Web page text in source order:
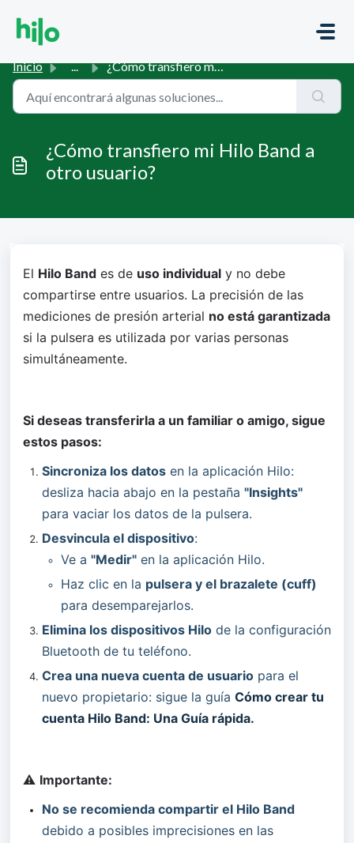
Inicio ... ¿Cómo transfiero mi Hilo Band a otro usuario?
¿Cómo transfiero mi Hilo Band a
otro usuario?
El Hilo Band es de uso individual y no debe
compartirse entre usuarios. La precisión de las
mediciones de presión arterial no está garantizada
si la pulsera es utilizada por varias personas
simultáneamente.
Si deseas transferirla a un familiar o amigo, sigue
estos pasos:
Sincroniza los datos en la aplicación Hilo:
desliza hacia abajo en la pestaña "Insights"
para vaciar los datos de la pulsera.
Desvincula el dispositivo:
Ve a "Medir" en la aplicación Hilo.
Haz clic en la pulsera y el brazalete (cuff)
para desemparejarlos.
Elimina los dispositivos Hilo de la configuración
Bluetooth de tu teléfono.
Crea una nueva cuenta de usuario para el
nuevo propietario: sigue la guía Cómo crear tu
cuenta Hilo Band: Una Guía rápida.
⚠️ Importante:
No se recomienda compartir el Hilo Band
debido a posibles imprecisiones en las